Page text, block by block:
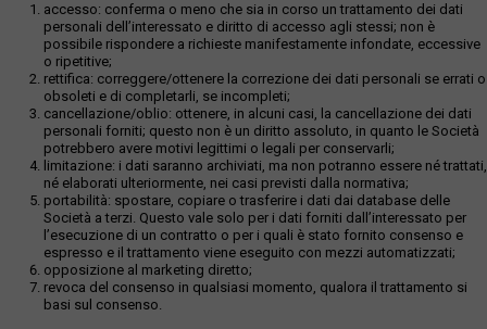
accesso: conferma o meno che sia in corso un trattamento dei dati
personali dell’interessato e diritto di accesso agli stessi; non è
possibile rispondere a richieste manifestamente infondate, eccessive
o ripetitive;
rettifica: correggere/ottenere la correzione dei dati personali se errati o
obsoleti e di completarli, se incompleti;
cancellazione/oblio: ottenere, in alcuni casi, la cancellazione dei dati
personali forniti; questo non è un diritto assoluto, in quanto le Società
potrebbero avere motivi legittimi o legali per conservarli;
limitazione: i dati saranno archiviati, ma non potranno essere né trattati,
né elaborati ulteriormente, nei casi previsti dalla normativa;
portabilità: spostare, copiare o trasferire i dati dai database delle
Società a terzi. Questo vale solo per i dati forniti dall’interessato per
l’esecuzione di un contratto o per i quali è stato fornito consenso e
espresso e il trattamento viene eseguito con mezzi automatizzati;
opposizione al marketing diretto;
revoca del consenso in qualsiasi momento, qualora il trattamento si
basi sul consenso.